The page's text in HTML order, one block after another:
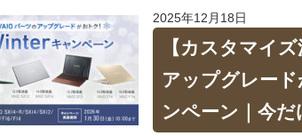
2025年12月18日
【カスタマイ
アップグレー
ンペーン｜今だ